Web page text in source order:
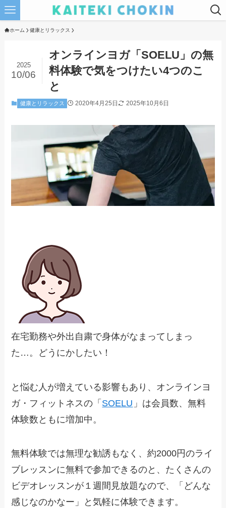
ホーム 健康とリラックス
オンラインヨガ「SOELU」の無
料体験で気をつけたい4つのこ
と
2025
10/06
健康とリラックス 2020年4月25日 2025年10月6日
在宅勤務や外出自粛で身体がなまってしまっ
た…。どうにかしたい！
と悩む人が増えている影響もあり、オンラインヨ
ガ・フィットネスの「 SOELU 」は会員数、無料
体験数ともに増加中。
無料体験では無理な勧誘もなく、約2000円のライ
ブレッスンに無料で参加できるのと、たくさんの
ビデオレッスンが１週間見放題なので、「どんな
感じなのかなー」と気軽に体験できます。